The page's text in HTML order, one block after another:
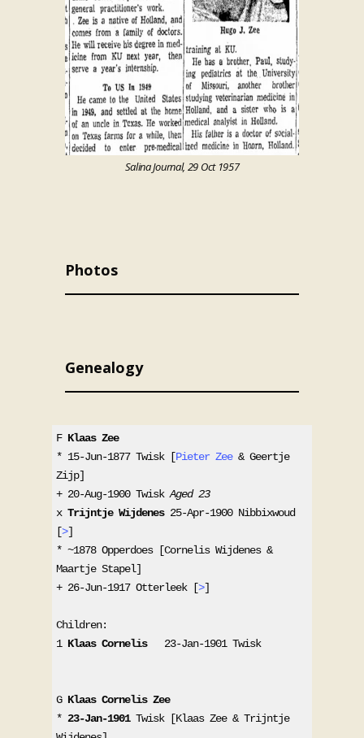
Salina Journal, 29 Oct 1957
Photos
Genealogy
F Klaas Zee
* 15-Jun-1877 Twisk [Pieter Zee & Geertje
Zijp]
+ 20-Aug-1900 Twisk Aged 23
x Trijntje Wijdenes 25-Apr-1900 Nibbixwoud
[>]
* ~1878 Opperdoes [Cornelis Wijdenes &
Maartje Stapel]
+ 26-Jun-1917 Otterleek [>]
Children:
1 Klaas Cornelis
   23-Jan-1901 Twisk
G Klaas Cornelis Zee
* 23-Jan-1901 Twisk [Klaas Zee & Trijntje